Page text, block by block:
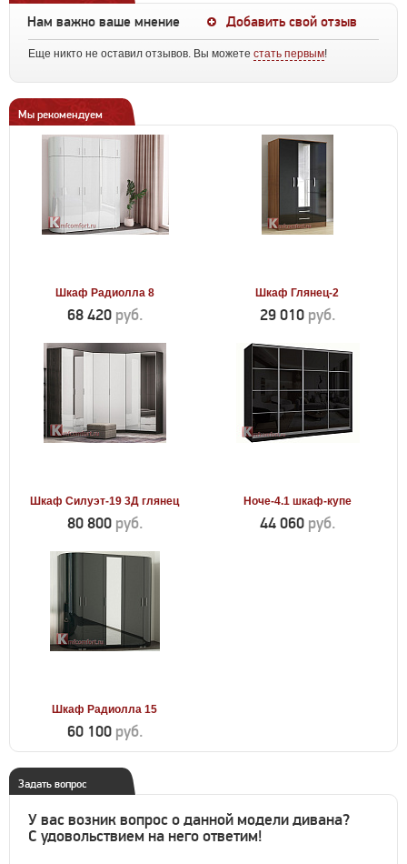
Нам важно ваше мнение Добавить свой отзыв
Еще никто не оставил отзывов. Вы можете стать первым!
Мы рекомендуем
Шкаф Радиолла 8
68 420 руб.
Шкаф Глянец-2
29 010 руб.
Шкаф Силуэт-19 3Д глянец
80 800 руб.
Ноче-4.1 шкаф-купе
44 060 руб.
Шкаф Радиолла 15
60 100 руб.
Задать вопрос
У вас возник вопрос о данной модели дивана?
С удовольствием на него ответим!